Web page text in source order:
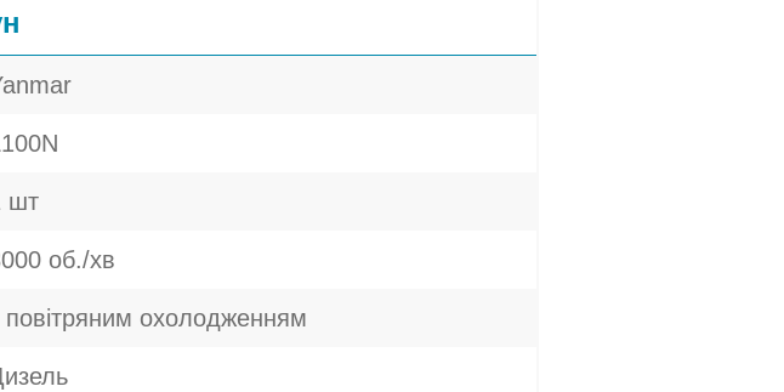
шт
об./хв
повітряним охолодженням